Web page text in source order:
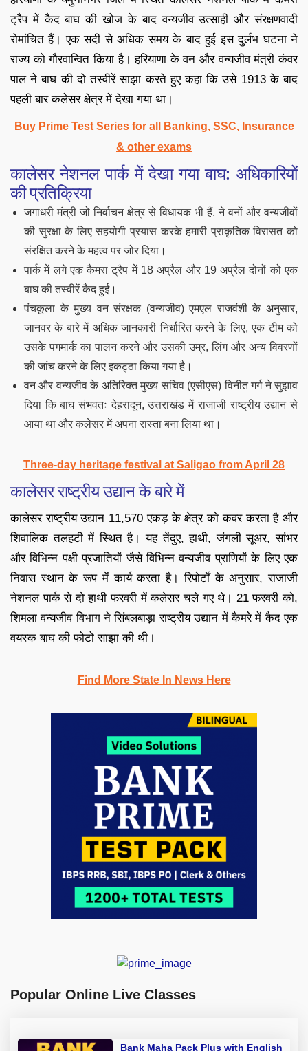
ट्रैप में कैद बाघ की खोज के बाद वन्यजीव उत्साही और संरक्षणवादी
रोमांचित हैं। एक सदी से अधिक समय के बाद हुई इस दुर्लभ घटना ने
राज्य को गौरवान्वित किया है। हरियाणा के वन और वन्यजीव मंत्री कंवर
पाल ने बाघ की दो तस्वीरें साझा करते हुए कहा कि उसे 1913 के बाद
पहली बार कलेसर क्षेत्र में देखा गया था।
Buy Prime Test Series for all Banking, SSC, Insurance
& other exams
कालेसर नेशनल पार्क में देखा गया बाघ: अधिकारियों
की प्रतिक्रिया
जगाधरी मंत्री जो निर्वाचन क्षेत्र से विधायक भी हैं, ने वनों और वन्यजीवों
की सुरक्षा के लिए सहयोगी प्रयास करके हमारी प्राकृतिक विरासत को
संरक्षित करने के महत्व पर जोर दिया।
पार्क में लगे एक कैमरा ट्रैप में 18 अप्रैल और 19 अप्रैल दोनों को एक
बाघ की तस्वीरें कैद हुईं।
पंचकूला के मुख्य वन संरक्षक (वन्यजीव) एमएल राजवंशी के अनुसार,
जानवर के बारे में अधिक जानकारी निर्धारित करने के लिए, एक टीम को
उसके पगमार्क का पालन करने और उसकी उम्र, लिंग और अन्य विवरणों
की जांच करने के लिए इकट्ठा किया गया है।
वन और वन्यजीव के अतिरिक्त मुख्य सचिव (एसीएस) विनीत गर्ग ने सुझाव
दिया कि बाघ संभवतः देहरादून, उत्तराखंड में राजाजी राष्ट्रीय उद्यान से
आया था और कलेसर में अपना रास्ता बना लिया था।
Three-day heritage festival at Saligao from April 28
कालेसर राष्ट्रीय उद्यान के बारे में
कालेसर राष्ट्रीय उद्यान 11,570 एकड़ के क्षेत्र को कवर करता है और
शिवालिक तलहटी में स्थित है। यह तेंदुए, हाथी, जंगली सूअर, सांभर
और विभिन्न पक्षी प्रजातियों जैसे विभिन्न वन्यजीव प्राणियों के लिए एक
निवास स्थान के रूप में कार्य करता है। रिपोर्टों के अनुसार, राजाजी
नेशनल पार्क से दो हाथी फरवरी में कलेसर चले गए थे। 21 फरवरी को,
शिमला वन्यजीव विभाग ने सिंबलबाड़ा राष्ट्रीय उद्यान में कैमरे में कैद एक
वयस्क बाघ की फोटो साझा की थी।
Find More State In News Here
Popular Online Live Classes
Bank Maha Pack Plus with English